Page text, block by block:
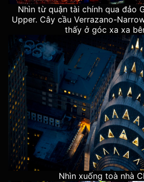
Nhìn từ quận tài chính qua đảo
Upper. Cây cầu Verrazano-
thấy ở góc xa xa
Nhìn xuống toà nhà